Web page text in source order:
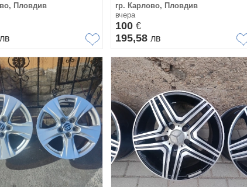
Пловдив
лв
гр. Карлово, Пловдив
вчера
100 €
195,58 лв